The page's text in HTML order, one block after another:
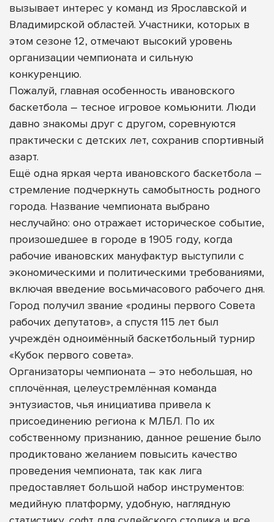
вызывает интерес у команд из Ярославской и
Владимирской областей. Участники, которых в
этом сезоне 12, отмечают высокий уровень
организации чемпионата и сильную
конкуренцию.
Пожалуй, главная особенность ивановского
баскетбола – тесное игровое комьюнити. Люди
давно знакомы друг с другом, соревнуются
практически с детских лет, сохранив спортивный
азарт.
Ещё одна яркая черта ивановского баскетбола –
стремление подчеркнуть самобытность родного
города. Название чемпионата выбрано
неслучайно: оно отражает историческое событие,
произошедшее в городе в 1905 году, когда
рабочие ивановских мануфактур выступили с
экономическими и политическими требованиями,
включая введение восьмичасового рабочего дня.
Город получил звание «родины первого Совета
рабочих депутатов», а спустя 115 лет был
учреждён одноимённый баскетбольный турнир
«Кубок первого совета».
Организаторы чемпионата – это небольшая, но
сплочённая, целеустремлённая команда
энтузиастов, чья инициатива привела к
присоединению региона к МЛБЛ. По их
собственному признанию, данное решение было
продиктовано желанием повысить качество
проведения чемпионата, так как лига
предоставляет большой набор инструментов:
медийную платформу, удобную, наглядную